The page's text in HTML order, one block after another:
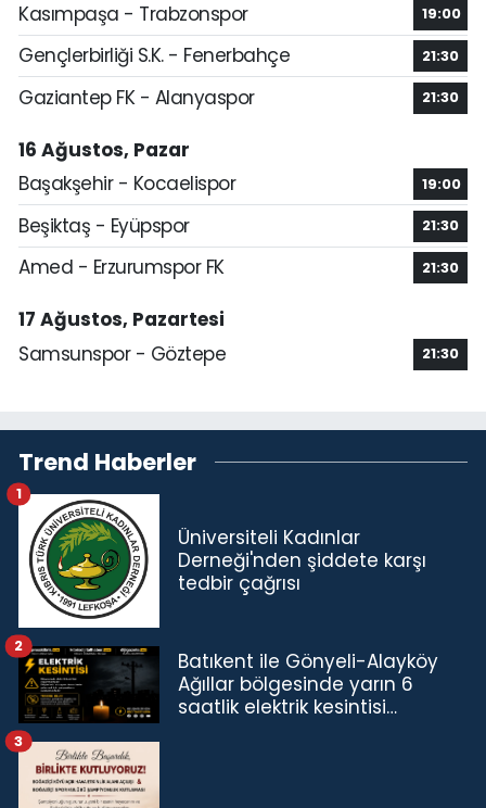
Kasımpaşa - Trabzonspor 19:00
Gençlerbirliği S.K. - Fenerbahçe 21:30
Gaziantep FK - Alanyaspor 21:30
16 Ağustos, Pazar
Başakşehir - Kocaelispor
19:00
Beşiktaş - Eyüpspor 21:30
Amed - Erzurumspor FK 21:30
17 Ağustos, Pazartesi
Samsunspor - Göztepe
21:30
Trend Haberler
Üniversiteli Kadınlar
Derneği'nden şiddete karşı
tedbir çağrısı
1
Batıkent ile Gönyeli-Alayköy
Ağıllar bölgesinde yarın 6
saatlik elektrik kesintisi…
2
3